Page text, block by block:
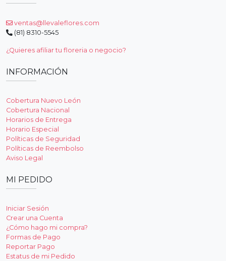
ventas@llevaleflores.com
(81) 8310-5545
¿Quieres afiliar tu floreria o negocio?
INFORMACIÓN
Cobertura Nuevo León
Cobertura Nacional
Horarios de Entrega
Horario Especial
Políticas de Seguridad
Políticas de Reembolso
Aviso Legal
MI PEDIDO
Iniciar Sesión
Crear una Cuenta
¿Cómo hago mi compra?
Formas de Pago
Reportar Pago
Estatus de mi Pedido